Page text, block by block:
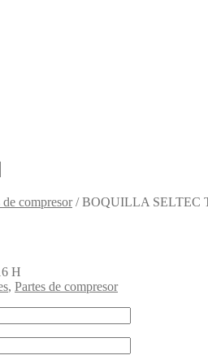
de compresor/BOQUILLA SELTEC
H
, Partes de compresor